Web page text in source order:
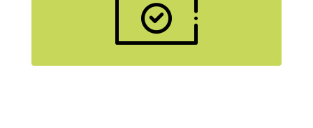
mehr erfahren